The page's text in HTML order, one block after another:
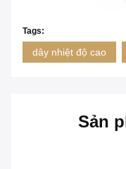
Tags:
dây nhiệt độ cao
Sản